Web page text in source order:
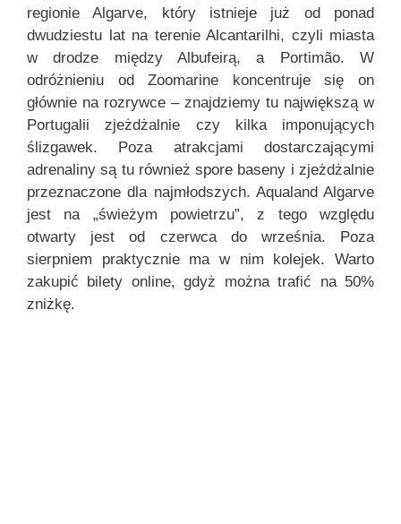
regionie Algarve, który istnieje już od ponad
dwudziestu lat na terenie Alcantarilhi, czyli miasta
w drodze między Albufeirą, a Portimão. W
odróżnieniu od Zoomarine koncentruje się on
głównie na rozrywce – znajdziemy tu największą w
Portugalii zjeżdżalnie czy kilka imponujących
ślizgawek. Poza atrakcjami dostarczającymi
adrenaliny są tu również spore baseny i zjeżdżalnie
przeznaczone dla najmłodszych. Aqualand Algarve
jest na „świeżym powietrzu”, z tego względu
otwarty jest od czerwca do września. Poza
sierpniem praktycznie ma w nim kolejek. Warto
zakupić bilety online, gdyż można trafić na 50%
zniżkę.